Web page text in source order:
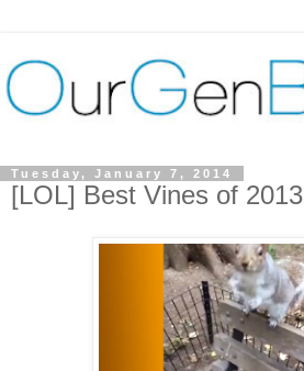
Tuesday, January 7, 2014
[LOL] Best Vines of 2013